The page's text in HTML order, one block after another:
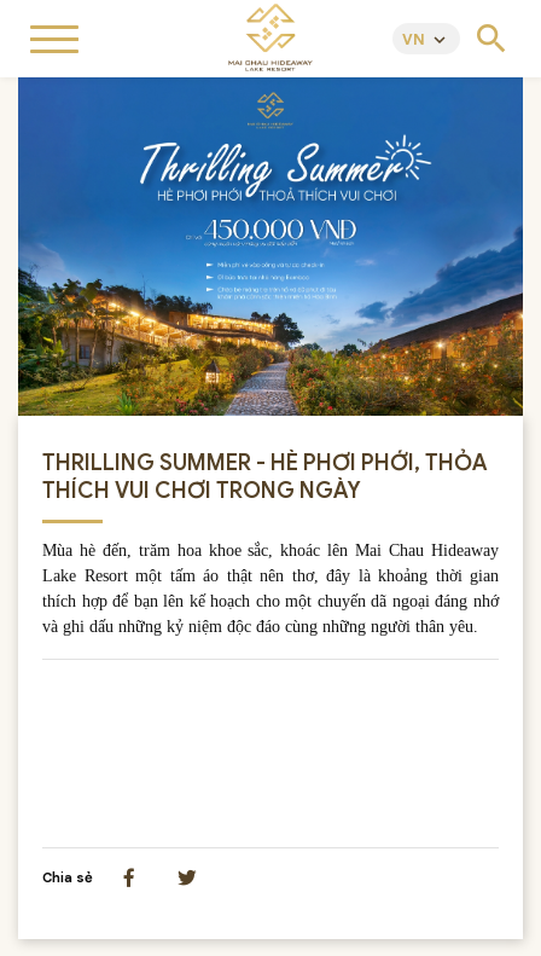
VN keyboard_arrow_down search
THRILLING SUMMER - HÈ PHƠI PHỚI, THỎA
THÍCH VUI CHƠI TRONG NGÀY
Mùa hè đến, trăm hoa khoe sắc, khoác lên Mai Chau Hideaway
Lake Resort một tấm áo thật nên thơ, đây là khoảng thời gian
thích hợp để bạn lên kế hoạch cho một chuyến dã ngoại đáng nhớ
và ghi dấu những kỷ niệm độc đáo cùng những người thân yêu.
Chia sẻ